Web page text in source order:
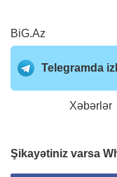
BiG.Az
Telegramda
Xəbərlər
Şikayətiniz varsa